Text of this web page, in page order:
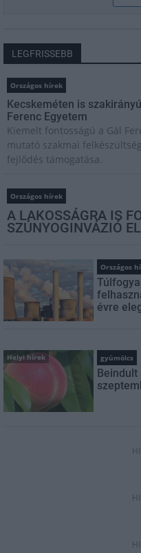
LEGFRISSEBB
Országos hírek
Kecskeméten is
Ferenc Egyetem
Kiemelt fontosságú a Gál
mutató szakmai
fejlődés támogatása.
Országos hírek
A LAKOSSÁGRA IS
SZÚNYOGINVÁZIÓ
Országos
évre
Helyi hírek gyümölcs
Beindult